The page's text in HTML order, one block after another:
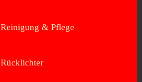
Reinigung & Pflege
Rücklichter